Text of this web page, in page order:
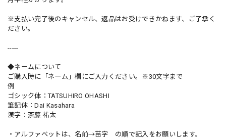
※支払い完了後のキャンセル、返品はお受けできかねます、ご了承く
ださい。
-----
◆ネームについて
ご購入時に「ネーム」欄にご入力ください。※30文字まで
例
ゴシック体：TATSUHIRO OHASHI
筆記体：Dai Kasahara
漢字：斎藤 祐太
・アルファベットは、名前→苗字 の順で記入をお願いします。